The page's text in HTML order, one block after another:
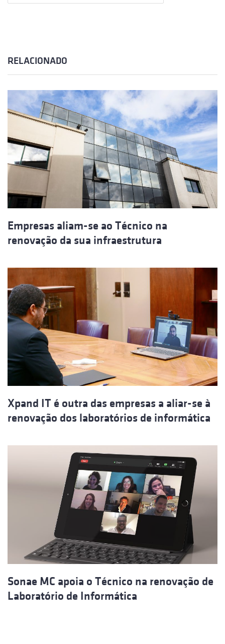
RELACIONADO
Empresas aliam-se ao Técnico na
renovação da sua infraestrutura
Xpand IT é outra das empresas a aliar-se à
renovação dos laboratórios de informática
Sonae MC apoia o Técnico na renovação de
Laboratório de Informática